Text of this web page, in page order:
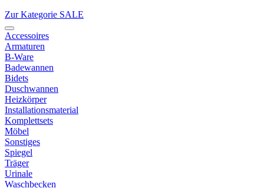
Zur Kategorie SALE
Accessoires
Armaturen
B-Ware
Badewannen
Bidets
Duschwannen
Heizkörper
Installationsmaterial
Komplettsets
Möbel
Sonstiges
Spiegel
Träger
Urinale
Waschbecken